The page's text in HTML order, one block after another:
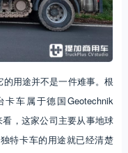
用途并不是一件难事。根
车属于德国Geotechnik
，这家公司主要从事地球
特卡车的用途就已经清楚